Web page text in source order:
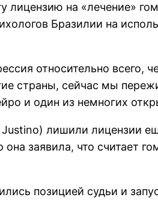
лицензию на «лечение»
Бразилии на
относительно всего,
страны, сейчас мы
и один из немногих
лишили лицензии
она заявила, что считает
позицией судьи и